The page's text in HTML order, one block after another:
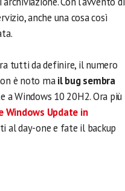
anche una cosa così
tutti da definire, il numero
è noto mail bug sembra
a Windows 10 20H2. Ora più
Windows Update in
al day-one e fate il backup